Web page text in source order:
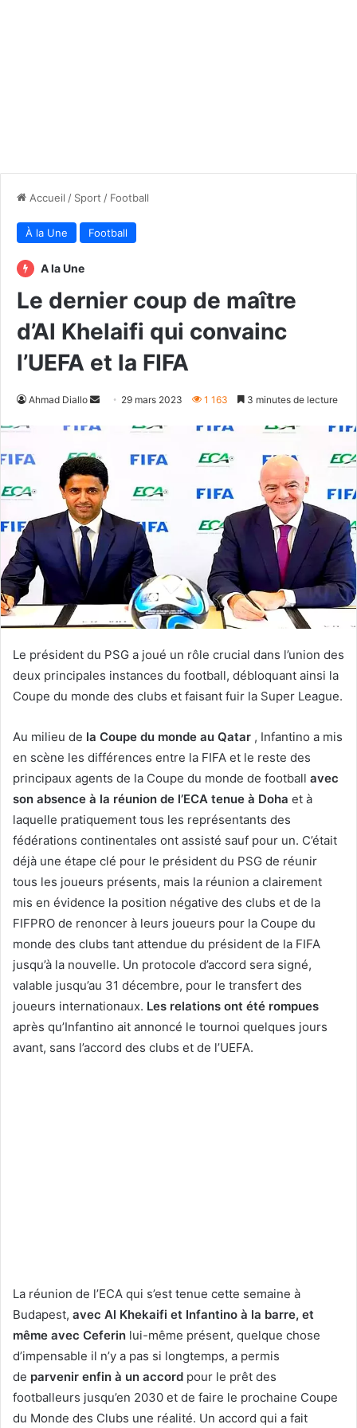
Accueil / Sport / Football
À la Une Football
A la Une
Le dernier coup de maître
d’Al Khelaifi qui convainc
l’UEFA et la FIFA
Ahmad Diallo
Envoyer29 mars 2023 1 163 3 minutes de lecture
Le président du PSG a joué un rôle crucial dans l’union des
deux principales instances du football, débloquant ainsi la
Coupe du monde des clubs et faisant fuir la Super League.
Au milieu de la Coupe du monde au Qatar , Infantino a mis
en scène les différences entre la FIFA et le reste des
principaux agents de la Coupe du monde de football avec
son absence à la réunion de l’ECA tenue à Doha et à
laquelle pratiquement tous les représentants des
fédérations continentales ont assisté sauf pour un. C’était
déjà une étape clé pour le président du PSG de réunir
tous les joueurs présents, mais la réunion a clairement
mis en évidence la position négative des clubs et de la
FIFPRO de renoncer à leurs joueurs pour la Coupe du
monde des clubs tant attendue du président de la FIFA
jusqu’à la nouvelle. Un protocole d’accord sera signé,
valable jusqu’au 31 décembre, pour le transfert des
joueurs internationaux. Les relations ont été rompues
après qu’Infantino ait annoncé le tournoi quelques jours
avant, sans l’accord des clubs et de l’UEFA.
La réunion de l’ECA qui s’est tenue cette semaine à
Budapest, avec Al Khekaifi et Infantino à la barre, et
même avec Ceferin lui-même présent, quelque chose
d’impensable il n’y a pas si longtemps, a permis
de parvenir enfin à un accord pour le prêt des
footballeurs jusqu’en 2030 et de faire le prochaine Coupe
du Monde des Clubs une réalité. Un accord qui a fait